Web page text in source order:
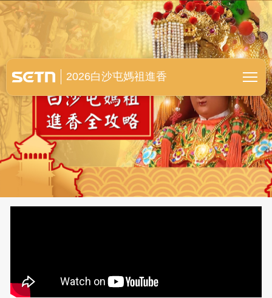
白沙屯媽祖進香全紀錄
2026白沙屯媽祖進香